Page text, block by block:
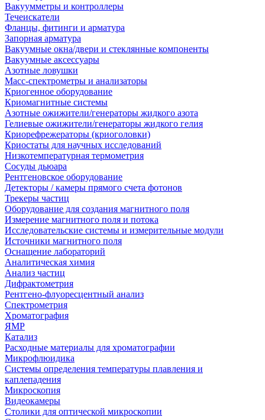
Вакуумметры и контроллеры
Течеискатели
Фланцы, фитинги и арматура
Запорная арматура
Вакуумные окна/двери и стеклянные компоненты
Вакуумные аксессуары
Азотные ловушки
Масс-спектрометры и анализаторы
Криогенное оборудование
Криомагнитные системы
Азотные ожижители/генераторы жидкого азота
Гелиевые ожижители/генераторы жидкого гелия
Криорефрежераторы (криоголовки)
Криостаты для научных исследований
Низкотемпературная термометрия
Сосуды дьюара
Рентгеновское оборудование
Детекторы / камеры прямого счета фотонов
Трекеры частиц
Оборудование для создания магнитного поля
Измерение магнитного поля и потока
Исследовательские системы и измерительные модули
Источники магнитного поля
Оснащение лабораторий
Аналитическая химия
Анализ частиц
Дифрактометрия
Рентгено-флуоресцентный анализ
Спектрометрия
Хроматография
ЯМР
Катализ
Расходные материалы для хроматографии
Микрофлюидика
Системы определения температуры плавления и
каплепадения
Микроскопия
Видеокамеры
Столики для оптической микроскопии